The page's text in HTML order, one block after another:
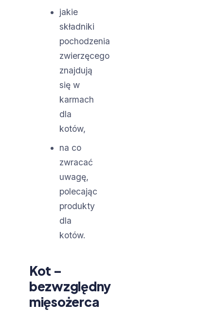
jakie
składniki
pochodzenia
zwierzęcego
znajdują
się w
karmach
dla
kotów,
na co
zwracać
uwagę,
polecając
produkty
dla
kotów.
Kot –
bezwzględny
mięsożerca